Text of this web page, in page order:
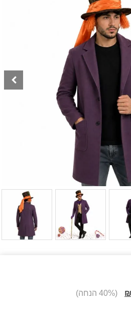
₪ (40% הנחה)